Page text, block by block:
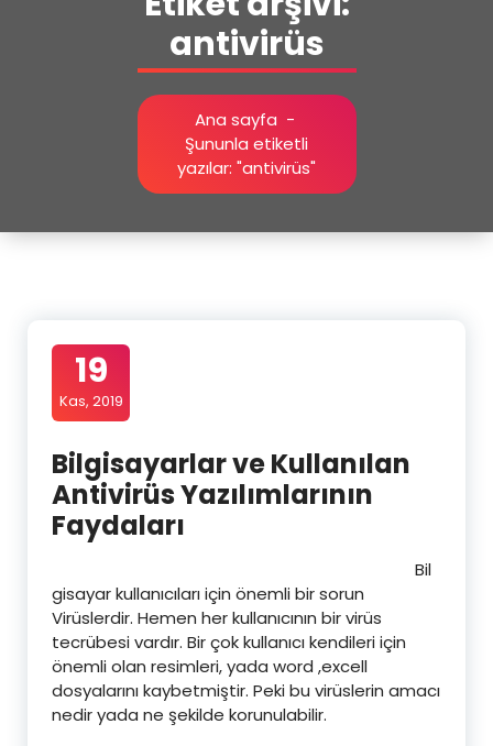
antivirüs
Ana sayfa -
Şununla etiketli
yazılar: "antivirüs"
19
Kas, 2019
Bilgisayarlar ve Kullanılan
Antivirüs Yazılımlarının
Faydaları
Bil
gisayar kullanıcıları için önemli bir sorun
Virüslerdir. Hemen her kullanıcının bir virüs
tecrübesi vardır. Bir çok kullanıcı kendileri için
önemli olan resimleri, yada word ,excell
dosyalarını kaybetmiştir. Peki bu virüslerin amacı
nedir yada ne şekilde korunulabilir.